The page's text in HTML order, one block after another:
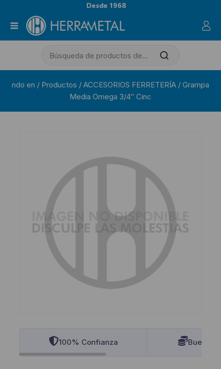
Desde 1968
ndo en / Productos / ACCESORIOS FERRETERÍA / Grampa
Media Omega 3/4″ Cinc
100% Confianza Buenos